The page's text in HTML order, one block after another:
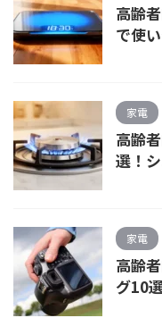
高齢
で使
家電
高齢
選！
家電
高齢
グ10